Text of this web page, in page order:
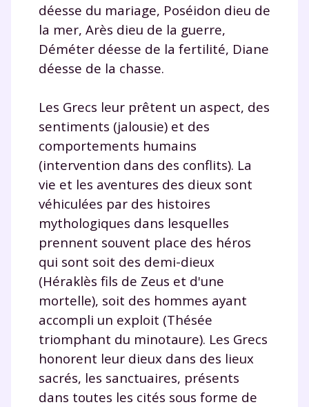
déesse du mariage, Poséidon dieu de
la mer, Arès dieu de la guerre,
Déméter déesse de la fertilité, Diane
déesse de la chasse.
Les Grecs leur prêtent un aspect, des
sentiments (jalousie) et des
comportements humains
(intervention dans des conflits). La
vie et les aventures des dieux sont
véhiculées par des histoires
mythologiques dans lesquelles
prennent souvent place des héros
qui sont soit des demi-dieux
(Héraklès fils de Zeus et d'une
mortelle), soit des hommes ayant
accompli un exploit (Thésée
triomphant du minotaure). Les Grecs
honorent leur dieux dans des lieux
sacrés, les sanctuaires, présents
dans toutes les cités sous forme de